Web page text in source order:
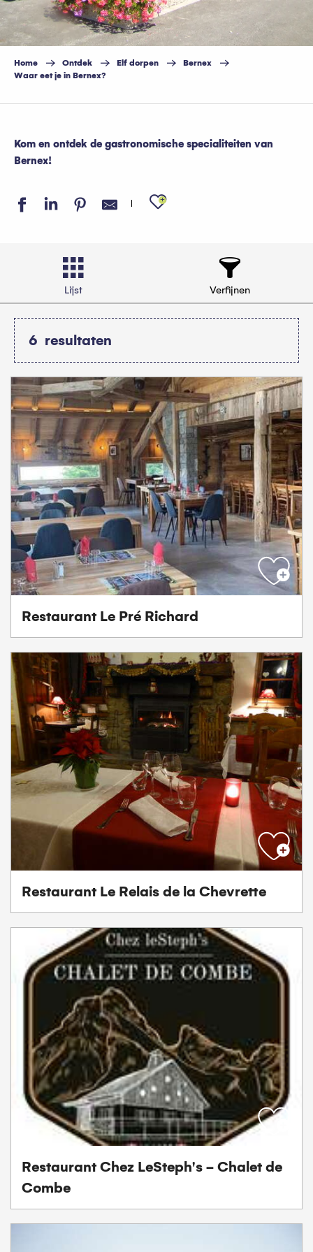
Home Ontdek Elf dorpen
Bernex
Waar eet je in Bernex?
Kom en ontdek de gastronomische specialiteiten van
Bernex!
Ajouter aux
Lijst Verfijnen
6 resultaten
Restaurant Le Pré Richard
Restaurant Le Relais de la Chevrette
Restaurant Chez LeSteph's - Chalet de
Combe